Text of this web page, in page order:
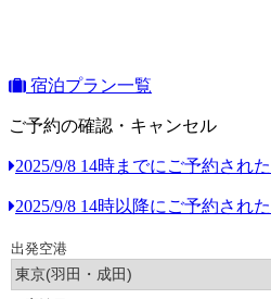
宿泊プラン一覧
ご予約の確認・キャンセル
2025/9/8 14時までにご予約され
2025/9/8 14時以降にご予約され